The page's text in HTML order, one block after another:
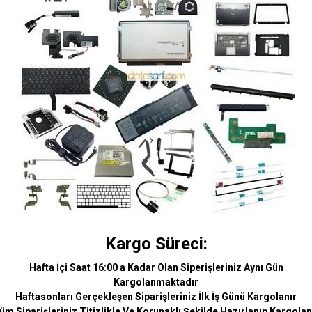
Kargo Süreci:
Hafta İçi Saat 16:00 a Kadar Olan Siperişleriniz Aynı Gün
Kargolanmaktadır
Haftasonları Gerçekleşen Siparişleriniz İlk İş Günü Kargolanır